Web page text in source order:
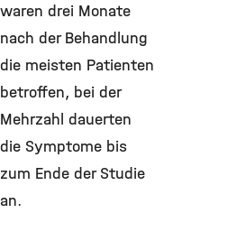
waren drei Monate
nach der Behandlung
die meisten Patienten
betroffen, bei der
Mehrzahl dauerten
die Symptome bis
zum Ende der Studie
an.